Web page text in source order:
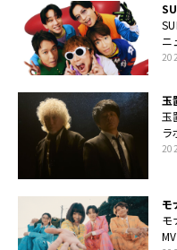
ニ
ラ
玉
玉
ラ
カ
モ
モ